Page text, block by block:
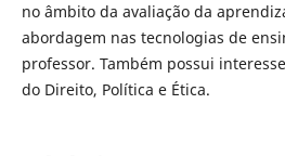
no âmbito da avaliação da
abordagem nas tecnologias de
professor. Também possui
do Direito, Política e Ética.